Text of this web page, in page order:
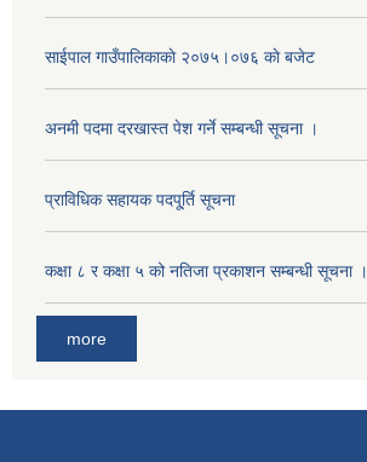
साईपाल गाउँपालिकाकाे २०७५।०७६ काे बजेट
अनमी पदमा दरखास्त पेश गर्ने सम्बन्धी सूचना ।
प्राविधिक सहायक पदपू्र्ति सूचना
कक्षा ८ र कक्षा ५ को नतिजा प्रकाशन सम्बन्धी सूचना ।
more